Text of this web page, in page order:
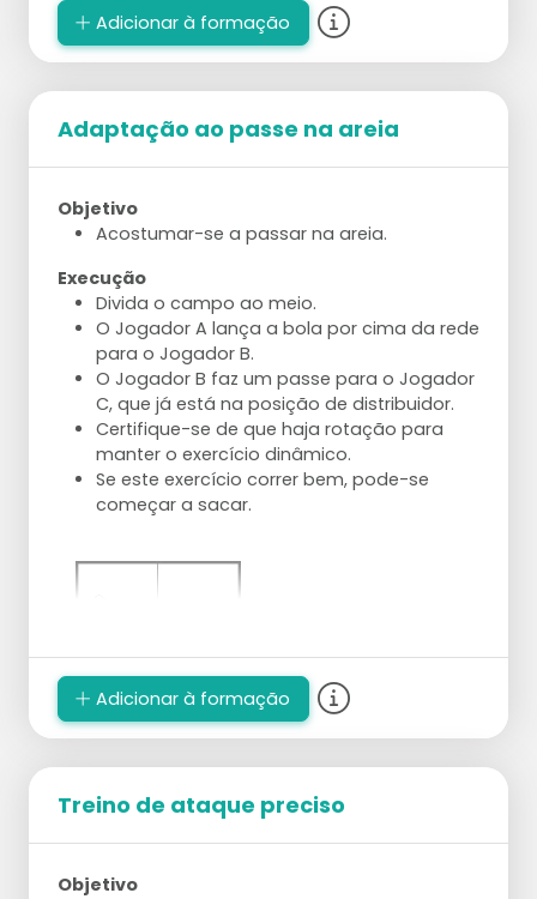
posição de bloqueio.
Varie com os alvos do levantamento;
aumente ou diminua a distância até o alvo,
mova o alvo por levantamento.
Almeje 5 passes e levantamentos perfeitos
consecutivos.
Envolva o parceiro dando feedback ou
Adicionar à formação
Adaptação ao passe na areia
Objetivo
Acostumar-se a passar na areia.
Execução
Divida o campo ao meio.
O Jogador A lança a bola por cima da rede
para o Jogador B.
O Jogador B faz um passe para o Jogador
C, que já está na posição de distribuidor.
Certifique-se de que haja rotação para
manter o exercício dinâmico.
Se este exercício correr bem, pode-se
começar a sacar.
Adicionar à formação
Treino de ataque preciso
Objetivo